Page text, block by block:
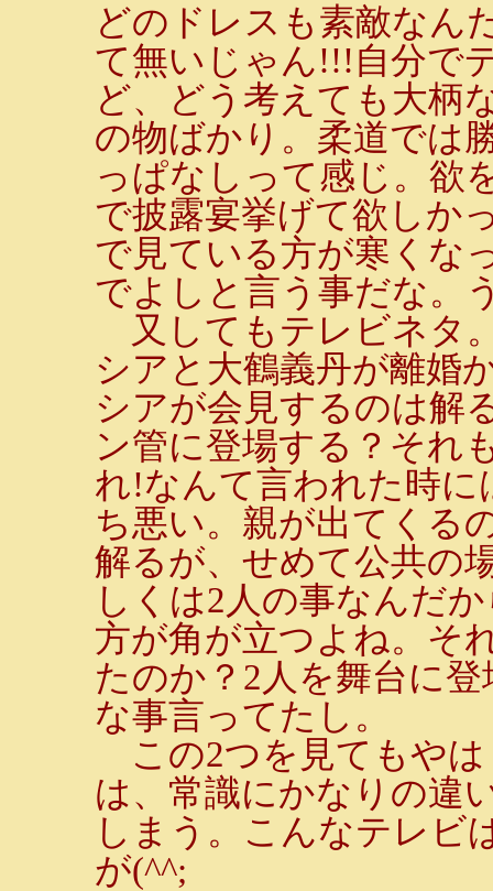
どのドレスも素敵なん
て無いじゃん!!!自分で
ど、どう考えても大柄
の物ばかり。柔道では
っぱなしって感じ。欲
で披露宴挙げて欲しか
で見ている方が寒くな
でよしと言う事だな。
又してもテレビネタ
シアと大鶴義丹が離婚
シアが会見するのは解
ン管に登場する？それ
れ!なんて言われた時
ち悪い。親が出てくる
解るが、せめて公共の
しくは2人の事なんだ
方が角が立つよね。そ
たのか？2人を舞台に
な事言ってたし。
この2つを見てもやは
は、常識にかなりの違
しまう。こんなテレビ
が(^^;